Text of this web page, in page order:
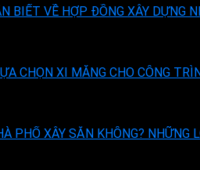
BIẾT VỀ HỢP ĐỒNG XÂY DỰNG
CHỌN XI MĂNG CHO CÔNG
PHỐ XÂY SẴN KHÔNG? NHỮNG